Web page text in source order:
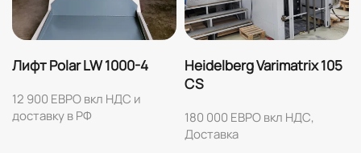
Лифт Polar LW 1000-4
12 900 ЕВРО вкл НДС и
доставку в РФ
Heidelberg Varimatrix 105
CS
180 000 ЕВРО вкл НДС,
Доставка